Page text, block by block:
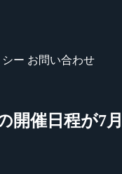
ー お問い合わせ
開催日程が7